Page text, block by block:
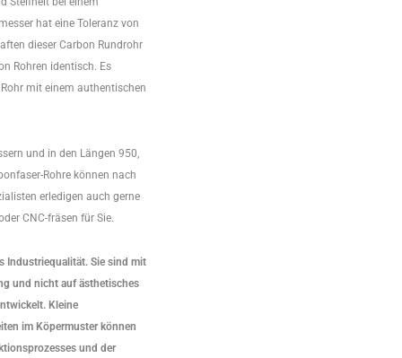
hat eine Toleranz von
dieser Carbon Rundrohr
Rohren identisch. Es
mit einem authentischen
und in den Längen 950,
Rohre können nach
erledigen auch gerne
CNC-fräsen für Sie.
Industriequalität. Sie sind mit
und nicht auf ästhetisches
Kleine
im Köpermuster können
und der